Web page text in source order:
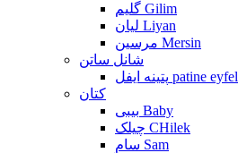
گلیم Gilim
لیان Liyan
مرسین Mersin
شانل ساتن
پتینه ایفل patine eyfel
کتان
بیبی Baby
چیلک CHilek
سام Sam